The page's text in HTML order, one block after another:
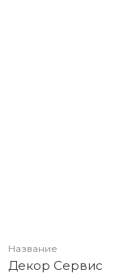
Название
Декор Сервис